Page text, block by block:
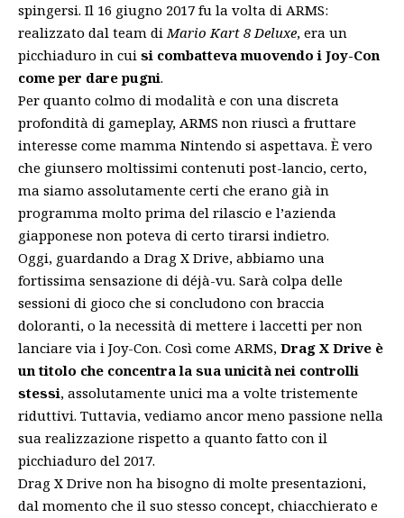
spingersi. Il 16 giugno 2017 fu la volta di ARMS:
realizzato dal team diMario Kart 8 Deluxe, era un
picchiaduro in cui si combatteva muovendo i Joy-Con
come per dare pugni.
Per quanto colmo di modalità e con una discreta
profondità di gameplay, ARMS non riuscì a fruttare
interesse come mamma Nintendo si aspettava. È vero
che giunsero moltissimi contenuti post-lancio, certo,
ma siamo assolutamente certi che erano già in
programma molto prima del rilascio e l’azienda
giapponese non poteva di certo tirarsi indietro.
Oggi, guardando a Drag X Drive, abbiamo una
fortissima sensazione di déjà-vu. Sarà colpa delle
sessioni di gioco che si concludono con braccia
doloranti, o la necessità di mettere i laccetti per non
lanciare via i Joy-Con. Così come ARMS, Drag X Drive è
un titolo che concentra la sua unicità nei controlli
stessi, assolutamente unici ma a volte tristemente
riduttivi. Tuttavia, vediamo ancor meno passione nella
sua realizzazione rispetto a quanto fatto con il
picchiaduro del 2017.
Drag X Drive non ha bisogno di molte presentazioni,
dal momento che il suo stesso concept, chiacchierato e